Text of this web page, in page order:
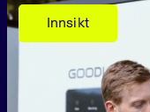
Innsikt